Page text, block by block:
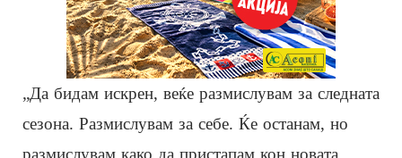
„Да бидам искрен, веќе размислувам за следната
сезона. Размислувам за себе. Ќе останам, но
размислувам како да пристапам кон новата